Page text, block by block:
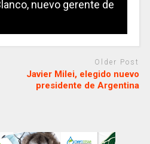
nuevo gerente de
Older Post
Javier Milei, elegido nuevo
presidente de Argentina